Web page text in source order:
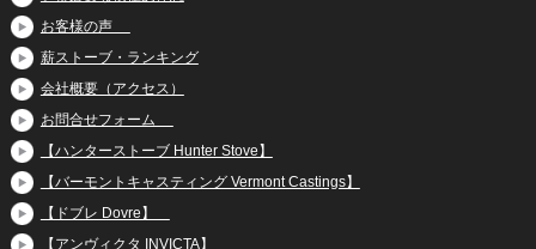
お客様の声
薪ストーブ・ランキング
会社概要（アクセス）
お問合せフォーム
【ハンターストーブ Hunter Stove】
【バーモントキャスティング Vermont Castings】
【ドブレ Dovre】
【アンヴィクタ INVICTA】